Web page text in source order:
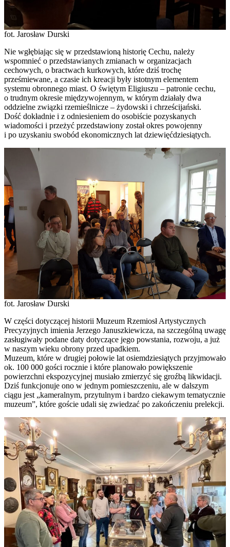
fot. Jarosław Durski
Nie wgłębiając się w przedstawioną historię Cechu, należy
wspomnieć o przedstawianych zmianach w organizacjach
cechowych, o bractwach kurkowych, które dziś trochę
prześmiewane, a czasie ich kreacji były istotnym elementem
systemu obronnego miast. O świętym Eligiuszu – patronie cechu,
o trudnym okresie międzywojennym, w którym działały dwa
oddzielne związki rzemieślnicze – żydowski i chrześcijański.
Dość dokładnie i z odniesieniem do osobiście pozyskanych
wiadomości i przeżyć przedstawiony został okres powojenny
i po uzyskaniu swobód ekonomicznych lat dziewięćdziesiątych.
fot. Jarosław Durski
W części dotyczącej historii Muzeum Rzemiosł Artystycznych
Precyzyjnych imienia Jerzego Januszkiewicza, na szczególną uwagę
zasługiwały podane daty dotyczące jego powstania, rozwoju, a już
w naszym wieku obrony przed upadkiem.
Muzeum, które w drugiej połowie lat osiemdziesiątych przyjmowało
ok. 100 000 gości rocznie i które planowało powiększenie
powierzchni ekspozycyjnej musiało zmierzyć się groźbą likwidacji.
Dziś funkcjonuje ono w jednym pomieszczeniu, ale w dalszym
ciągu jest „kameralnym, przytulnym i bardzo ciekawym tematycznie
muzeum”, które goście udali się zwiedzać po zakończeniu prelekcji.